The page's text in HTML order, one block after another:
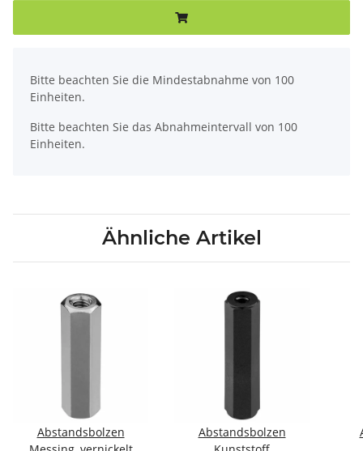
Bitte beachten Sie die Mindestabnahme von 100
Einheiten.
Bitte beachten Sie das Abnahmeintervall von 100
Einheiten.
Ähnliche Artikel
Abstandsbolzen
Abstandsbolzen